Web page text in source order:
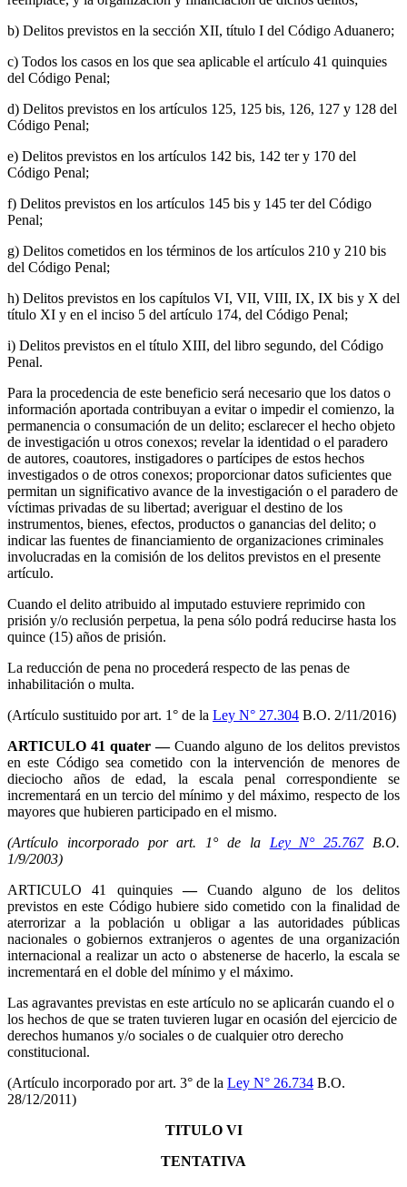
b) Delitos previstos en la sección XII, título I del Código Aduanero;
c) Todos los casos en los que sea aplicable el artículo 41 quinquies
del Código Penal;
d) Delitos previstos en los artículos 125, 125 bis, 126, 127 y 128 del
Código Penal;
e) Delitos previstos en los artículos 142 bis, 142 ter y 170 del
Código Penal;
f) Delitos previstos en los artículos 145 bis y 145 ter del Código
Penal;
g) Delitos cometidos en los términos de los artículos 210 y 210 bis
del Código Penal;
h) Delitos previstos en los capítulos VI, VII, VIII, IX, IX bis y X del
título XI y en el inciso 5 del artículo 174, del Código Penal;
i) Delitos previstos en el título XIII, del libro segundo, del Código
Penal.
Para la procedencia de este beneficio será necesario que los datos o
información aportada contribuyan a evitar o impedir el comienzo, la
permanencia o consumación de un delito; esclarecer el hecho objeto
de investigación u otros conexos; revelar la identidad o el paradero
de autores, coautores, instigadores o partícipes de estos hechos
investigados o de otros conexos; proporcionar datos suficientes que
permitan un significativo avance de la investigación o el paradero de
víctimas privadas de su libertad; averiguar el destino de los
instrumentos, bienes, efectos, productos o ganancias del delito; o
indicar las fuentes de financiamiento de organizaciones criminales
involucradas en la comisión de los delitos previstos en el presente
artículo.
Cuando el delito atribuido al imputado estuviere reprimido con
prisión y/o reclusión perpetua, la pena sólo podrá reducirse hasta los
quince (15) años de prisión.
La reducción de pena no procederá respecto de las penas de
inhabilitación o multa.
(Artículo sustituido por art. 1° de la Ley N° 27.304 B.O. 2/11/2016)
ARTICULO 41 quater —Cuando alguno de los delitos previstos
en este Código sea cometido con la intervención de menores de
dieciocho años de edad, la escala penal correspondiente se
incrementará en un tercio del mínimo y del máximo, respecto de los
mayores que hubieren participado en el mismo.
(Artículo incorporado por art. 1° de la Ley N° 25.767B.O.
1/9/2003)
ARTICULO 41 quinquies—Cuando alguno de los delitos
previstos en este Código hubiere sido cometido con la finalidad de
aterrorizar a la población u obligar a las autoridades públicas
nacionales o gobiernos extranjeros o agentes de una organización
internacional a realizar un acto o abstenerse de hacerlo, la escala se
incrementará en el doble del mínimo y el máximo.
Las agravantes previstas en este artículo no se aplicarán cuando el o
los hechos de que se traten tuvieren lugar en ocasión del ejercicio de
derechos humanos y/o sociales o de cualquier otro derecho
constitucional.
(Artículo incorporado por art. 3° de la Ley N° 26.734 B.O.
28/12/2011)
TITULO VI
TENTATIVA